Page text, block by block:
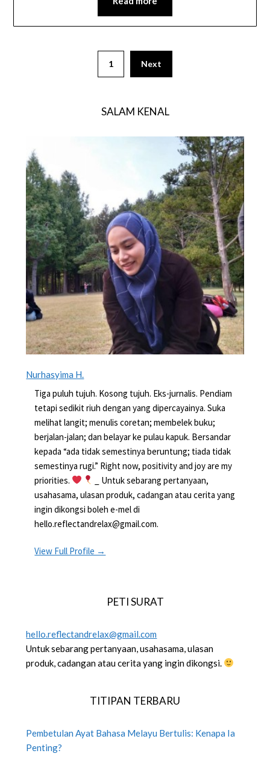
1 Next
SALAM KENAL
Nurhasyima H.
Tiga puluh tujuh. Kosong tujuh. Eks-jurnalis. Pendiam
tetapi sedikit riuh dengan yang dipercayainya. Suka
melihat langit; menulis coretan; membelek buku;
berjalan-jalan; dan belayar ke pulau kapuk. Bersandar
kepada “ada tidak semestinya beruntung; tiada tidak
semestinya rugi.” Right now, positivity and joy are my
priorities.
_ Untuk sebarang pertanyaan,
usahasama, ulasan produk, cadangan atau cerita yang
ingin dikongsi boleh e-mel di
hello.reflectandrelax@gmail.com.
View Full Profile →
PETI SURAT
hello.reflectandrelax@gmail.com
Untuk sebarang pertanyaan, usahasama, ulasan
produk, cadangan atau cerita yang ingin dikongsi.
TITIPAN TERBARU
Pembetulan Ayat Bahasa Melayu Bertulis: Kenapa Ia
Penting?